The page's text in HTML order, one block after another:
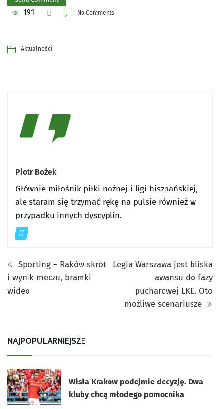
191 No Comments
Aktualności
Piotr Bożek
Głównie miłośnik piłki nożnej i ligi hiszpańskiej,
ale staram się trzymać rękę na pulsie również w
przypadku innych dyscyplin.
Sporting – Raków skrót
i wynik meczu, bramki
wideo
Legia Warszawa jest bliska
awansu do fazy
pucharowej LKE. Oto
możliwe scenariusze
NAJPOPULARNIEJSZE
Wisła Kraków podejmie decyzję. Dwa
kluby chcą młodego pomocnika